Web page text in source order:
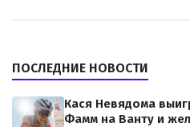
ПОСЛЕДНИЕ НОВОСТИ
Кася Невядома
Фамм на Ванту и